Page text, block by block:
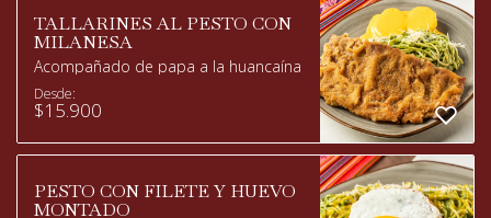
TALLARINES AL PESTO CON
MILANESA
Acompañado de papa a la huancaína
Desde:
$15.900
PESTO CON FILETE Y HUEVO
MONTADO